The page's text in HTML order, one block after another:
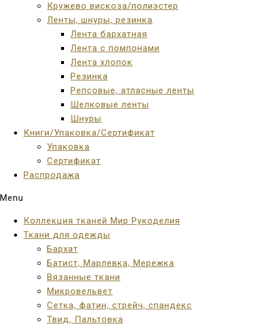
Кружево вискоза/полиэстер
Ленты, шнуры, резинка
Лента бархатная
Лента с помпонами
Лента хлопок
Резинка
Репсовые, атласные ленты
Шелковые ленты
Шнуры
Книги/Упаковка/Сертификат
Упаковка
Сертификат
Распродажа
Menu
Коллекция тканей Мир Рукоделия
Ткани для одежды
Бархат
Батист, Марлевка, Мережка
Вязанные ткани
Микровельвет
Сетка, фатин, стрейч, спандекс
Твид, Пальтовка